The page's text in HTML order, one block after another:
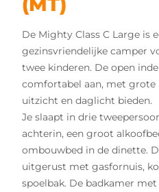
De Mighty Class C Large is
gezinsvriendelijke camper
twee kinderen. De open
comfortabel aan, met grote
uitzicht en daglicht bieden.
Je slaapt in drie
achterin, een groot
ombouwbed in de dinette.
uitgerust met gasfornuis,
spoelbak. De badkamer